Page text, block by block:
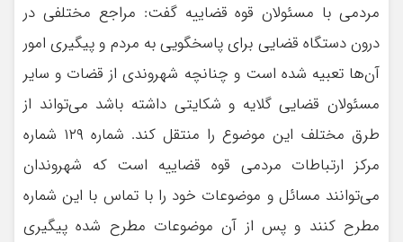
مردمی با مسئولان قوه قضاییه گفت: مراجع مختلفی در
درون دستگاه قضایی برای پاسخگویی به مردم و پیگیری امور
آن‌ها تعبیه شده است و چنانچه شهروندی از قضات و سایر
مسئولان قضایی گلایه و شکایتی داشته باشد می‌تواند از
طرق مختلف این موضوع را منتقل کند. شماره ۱۲۹ شماره
مرکز ارتباطات مردمی قوه قضاییه است که شهروندان
می‌توانند مسائل و موضوعات خود را با تماس با این شماره
مطرح کنند و پس از آن موضوعات مطرح شده پیگیری